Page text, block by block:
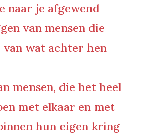
naar je afgewend
van mensen die
van wat achter hen
mensen, die het heel
met elkaar en met
hun eigen kring